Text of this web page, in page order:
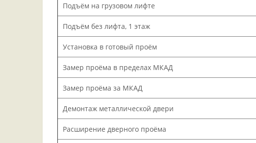
Подъём на грузовом лифте
Подъём без лифта, 1 этаж
Установка в готовый проём
Замер проёма в пределах МКАД
Замер проёма за МКАД
Демонтаж металлической двери
Расширение дверного проёма